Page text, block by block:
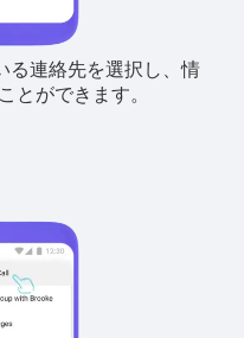
る連絡先を選択し、情
とができます。